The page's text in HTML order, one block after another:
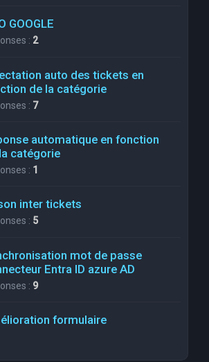
GOOGLE
: 2
auto des tickets en
de la catégorie
: 7
automatique en fonction
catégorie
: 1
inter tickets
: 5
mot de passe
Entra ID azure AD
: 9
formulaire